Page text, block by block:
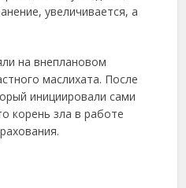
увеличивается, а
на внеплановом
маслихата. После
инициировали сами
корень зла в работе